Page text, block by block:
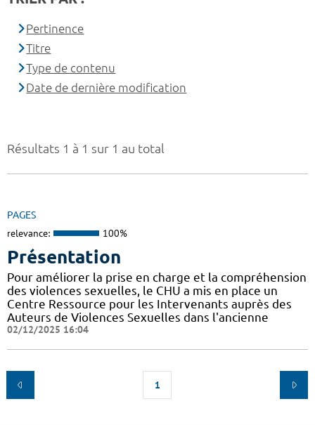
Résultats 1 à 1 sur 1 au total
PAGES
relevance: 100%
Présentation
Pour améliorer la prise en charge et la compréhension
des violences sexuelles, le CHU a mis en place un
Centre Ressource pour les Intervenants auprès des
Auteurs de Violences Sexuelles dans l'ancienne
02/12/2025 16:04
1
Pertinence
Titre
Type de contenu
Date de dernière modification